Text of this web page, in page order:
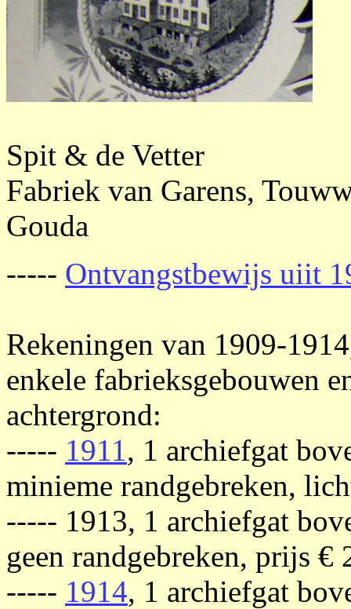
Spit & de Vetter
Fabriek van Garens,
Gouda
----- Ontvangstbewijs uiit
Rekeningen van 1909-
enkele fabrieksgebouwen
achtergrond:
----- 1911, 1 archiefgat
minieme randgebreken,
----- 1913, 1 archiefgat
geen randgebreken, prijs €
----- 1914, 1 archiefgat